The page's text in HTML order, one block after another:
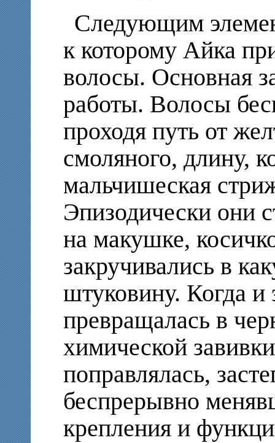
Следующим
к которому Айка
волосы. Основная
работы. Волосы
проходя путь от
смоляного, длину,
мальчишеская
Эпизодически они
на макушке,
закручивались в
штуковину. Когда и
превращалась в
химической
поправлялась,
беспрерывно
крепления и